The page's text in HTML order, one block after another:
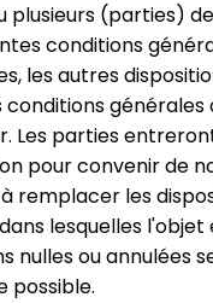
plusieurs (parties)
conditions
les autres
conditions
Les parties
pour convenir de
remplacer les
lesquelles
nulles ou annulées
possible.